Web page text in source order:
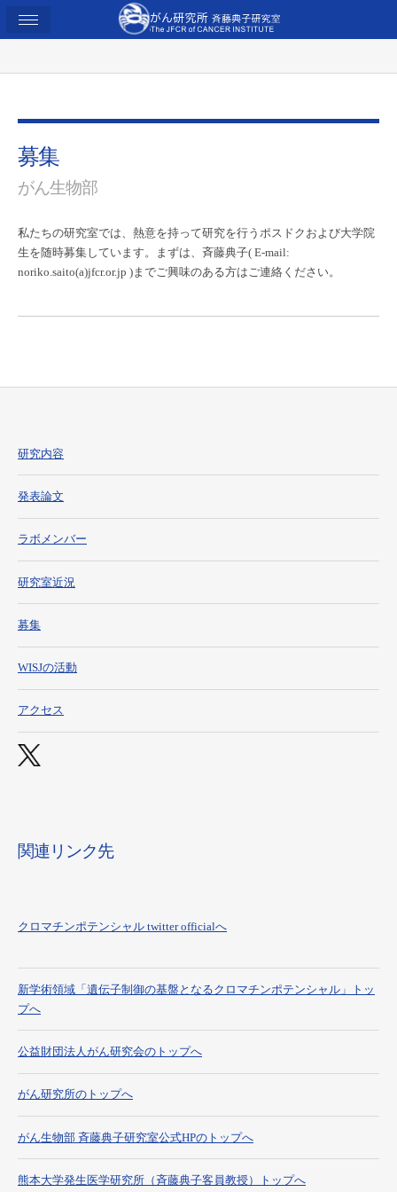
募集
がん生物部
私たちの研究室では、熱意を持って研究を行うポスドクおよび大学院
生を随時募集しています。まずは、斉藤典子( E-mail:
noriko.saito(a)jfcr.or.jp )までご興味のある方はご連絡ください。
研究内容
発表論文
ラボメンバー
研究室近況
募集
WISJの活動
アクセス
関連リンク先
クロマチンポテンシャル twitter officialへ
新学術領域「遺伝子制御の基盤となるクロマチンポテンシャル」トッ
プへ
公益財団法人がん研究会のトップへ
がん研究所のトップへ
がん生物部 斉藤典子研究室公式HPのトップへ
熊本大学発生医学研究所（斉藤典子客員教授）トップへ